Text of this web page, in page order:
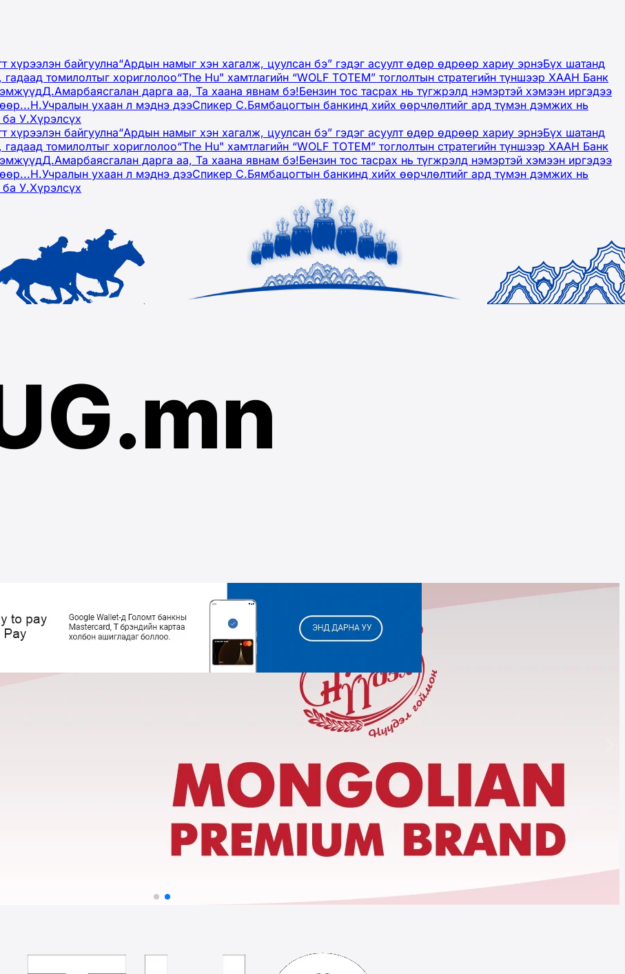
байгуулна“Ардын намыг хэн хагалж, цуулсан бэ” гэдэг асуулт өдөр өдрөөр хариу эрнэБүх шатанд
томилолтыг хориглолоо“The Hu" хамтлагийн “WOLF TOTEM” тоглолтын стратегийн түншээр ХААН Банк
Д.Амарбаясгалан дарга аа, Та хаана явнам бэ!Бензин тос тасрах нь түгжрэлд нэмэртэй хэмээн иргэдээ
Н.Учралын ухаан л мэднэ дээСпикер С.Бямбацогтын банкинд хийх өөрчлөлтийг ард түмэн дэмжих нь
У.Хүрэлсүх
байгуулна“Ардын намыг хэн хагалж, цуулсан бэ” гэдэг асуулт өдөр өдрөөр хариу эрнэБүх шатанд
томилолтыг хориглолоо“The Hu" хамтлагийн “WOLF TOTEM” тоглолтын стратегийн түншээр ХААН Банк
Д.Амарбаясгалан дарга аа, Та хаана явнам бэ!Бензин тос тасрах нь түгжрэлд нэмэртэй хэмээн иргэдээ
Н.Учралын ухаан л мэднэ дээСпикер С.Бямбацогтын банкинд хийх өөрчлөлтийг ард түмэн дэмжих нь
У.Хүрэлсүх